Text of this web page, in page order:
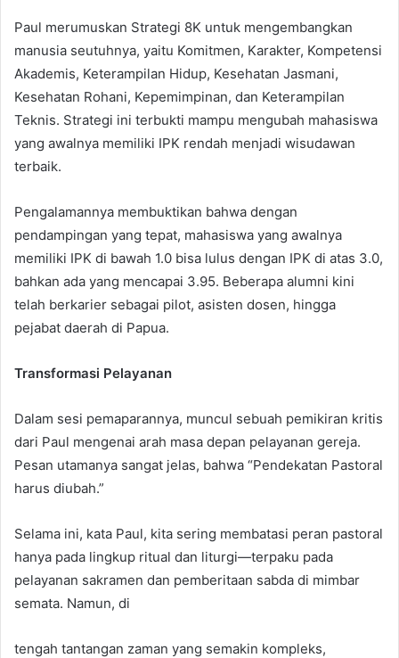
Paul merumuskan Strategi 8K untuk mengembangkan
manusia seutuhnya, yaitu Komitmen, Karakter, Kompetensi
Akademis, Keterampilan Hidup, Kesehatan Jasmani,
Kesehatan Rohani, Kepemimpinan, dan Keterampilan
Teknis. Strategi ini terbukti mampu mengubah mahasiswa
yang awalnya memiliki IPK rendah menjadi wisudawan
terbaik.
Pengalamannya membuktikan bahwa dengan
pendampingan yang tepat, mahasiswa yang awalnya
memiliki IPK di bawah 1.0 bisa lulus dengan IPK di atas 3.0,
bahkan ada yang mencapai 3.95. Beberapa alumni kini
telah berkarier sebagai pilot, asisten dosen, hingga
pejabat daerah di Papua.
Transformasi Pelayanan
Dalam sesi pemaparannya, muncul sebuah pemikiran kritis
dari Paul mengenai arah masa depan pelayanan gereja.
Pesan utamanya sangat jelas, bahwa “Pendekatan Pastoral
harus diubah.”
Selama ini, kata Paul, kita sering membatasi peran pastoral
hanya pada lingkup ritual dan liturgi—terpaku pada
pelayanan sakramen dan pemberitaan sabda di mimbar
semata. Namun, di
tengah tantangan zaman yang semakin kompleks,